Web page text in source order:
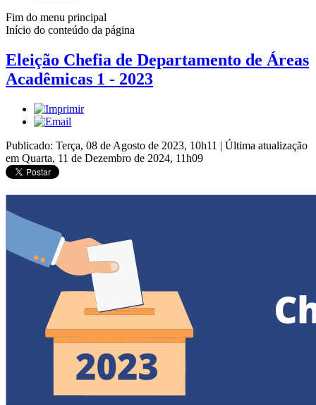
Fim do menu principal
Início do conteúdo da página
Eleição Chefia de Departamento de Áreas
Acadêmicas 1 - 2023
Publicado: Terça, 08 de Agosto de 2023, 10h11 | Última atualização
em Quarta, 11 de Dezembro de 2024, 11h09